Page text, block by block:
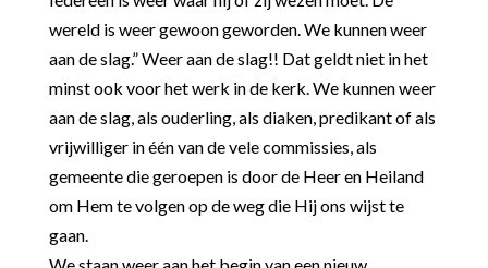
wereld is weer gewoon geworden. We kunnen weer
aan de slag.” Weer aan de slag!! Dat geldt niet in het
minst ook voor het werk in de kerk. We kunnen weer
aan de slag, als ouderling, als diaken, predikant of als
vrijwilliger in één van de vele commissies, als
gemeente die geroepen is door de Heer en Heiland
om Hem te volgen op de weg die Hij ons wijst te
gaan.